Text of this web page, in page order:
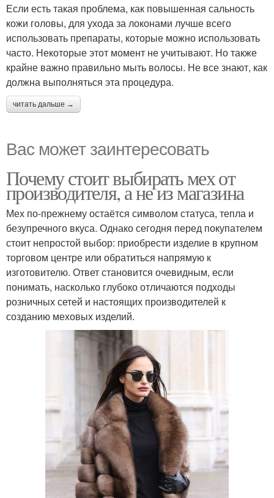
Если есть такая проблема, как повышенная сальность
кожи головы, для ухода за локонами лучше всего
использовать препараты, которые можно использовать
часто. Некоторые этот момент не учитывают. Но также
крайне важно правильно мыть волосы. Не все знают, как
должна выполняться эта процедура.
читать дальше →
Вас может заинтересовать
Почему стоит выбирать мех от
производителя, а не из магазина
Мех по-прежнему остаётся символом статуса, тепла и
безупречного вкуса. Однако сегодня перед покупателем
стоит непростой выбор: приобрести изделие в крупном
торговом центре или обратиться напрямую к
изготовителю. Ответ становится очевидным, если
понимать, насколько глубоко отличаются подходы
розничных сетей и настоящих производителей к
созданию меховых изделий.